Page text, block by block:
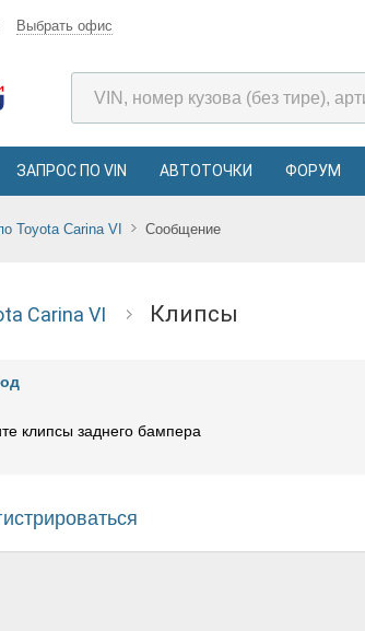
Выбрать офис
ЗАПРОС ПО VIN АВТОТОЧКИ ФОРУМ
Toyota Carina VI Сообщение
Carina VI клипсы
клипсы заднего бампера